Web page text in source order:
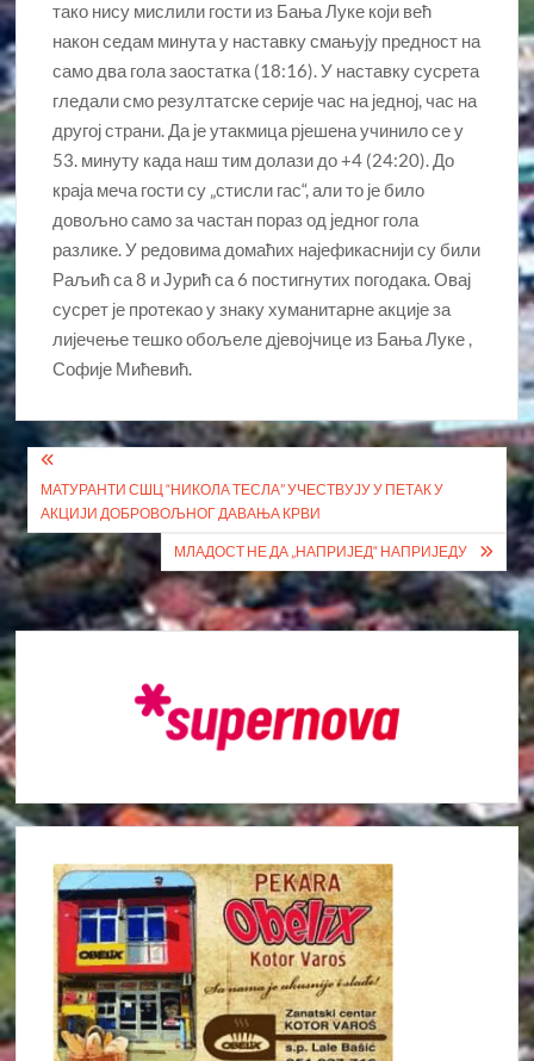
тако нису мислили гости из Бања Луке који већ
након седам минута у наставку смањују предност на
само два гола заостатка (18:16). У наставку сусрета
гледали смо резултатске серије час на једној, час на
другој страни. Да је утакмица рјешена учинило се у
53. минуту када наш тим долази до +4 (24:20). До
краја меча гости су „стисли гас“, али то је било
довољно само за частан пораз од једног гола
разлике. У редовима домаћих најефикаснији су били
Раљић са 8 и Јурић са 6 постигнутих погодака. Овај
сусрет је протекао у знаку хуманитарне акције за
лијечење тешко обољеле дјевојчице из Бања Луке ,
Софије Мићевић.
Кретање
чланка
МАТУРАНТИ СШЦ “НИКОЛА ТЕСЛА” УЧЕСТВУЈУ У ПЕТАК У
АКЦИЈИ ДОБРОВОЉНОГ ДАВАЊА КРВИ
МЛАДОСТ НЕ ДА „НАПРИЈЕД“ НАПРИЈЕДУ